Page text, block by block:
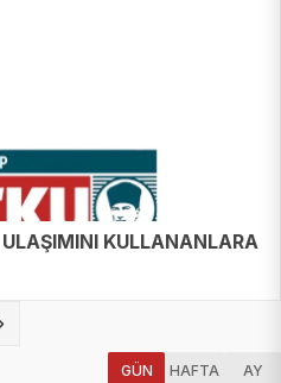
KULLANANLARA
GÜN HAFTA AY